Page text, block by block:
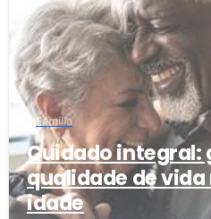
Família
Cuidado integral:
qualidade de
idade